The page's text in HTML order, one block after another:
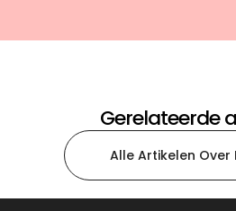
Gerelateerde
Alle Artikelen Over